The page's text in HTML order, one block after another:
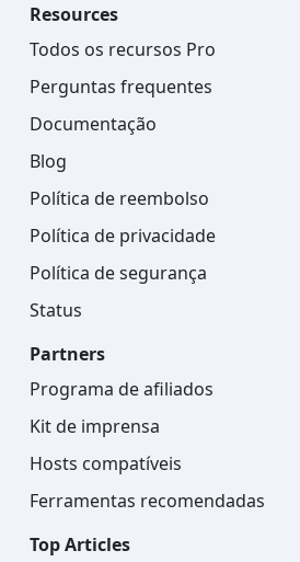
Resources
Todos os recursos Pro
Perguntas frequentes
Documentação
Blog
Política de reembolso
Política de privacidade
Política de segurança
Status
Partners
Programa de afiliados
Kit de imprensa
Hosts compatíveis
Ferramentas recomendadas
Top Articles